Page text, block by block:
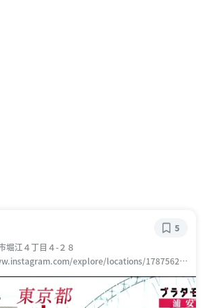
堀江４丁目４-２８
explore/locations/17875625
5